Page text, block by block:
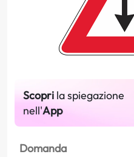
Scopri la spiegazione
nell'App
Domanda